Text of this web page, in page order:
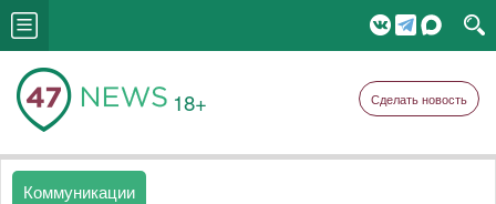
18+ Сделать новость
Коммуникации